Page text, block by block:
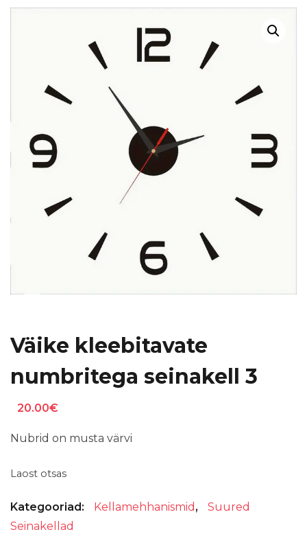
Väike kleebitavate
numbritega seinakell 3
20.00€
Nubrid on musta värvi
Laost otsas
Kategooriad: Kellamehhanismid ,
Suured
Seinakellad